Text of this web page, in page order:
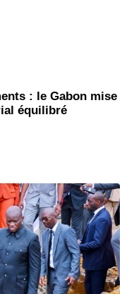
: le Gabon mise
équilibré